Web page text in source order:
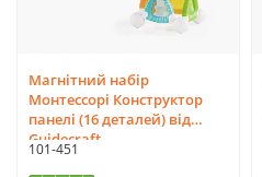
Магнітний набір
Монтессорі Конструктор
панелі (16 деталей) від
Guidecraft
101-451